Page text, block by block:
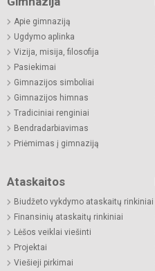
Apie gimnaziją
Ugdymo aplinka
Vizija, misija, filosofija
Pasiekimai
Gimnazijos simboliai
Gimnazijos himnas
Tradiciniai renginiai
Bendradarbiavimas
Priėmimas į gimnaziją
Ataskaitos
Biudžeto vykdymo ataskaitų rinkiniai
Finansinių ataskaitų rinkiniai
Lėšos veiklai viešinti
Projektai
Viešieji pirkimai